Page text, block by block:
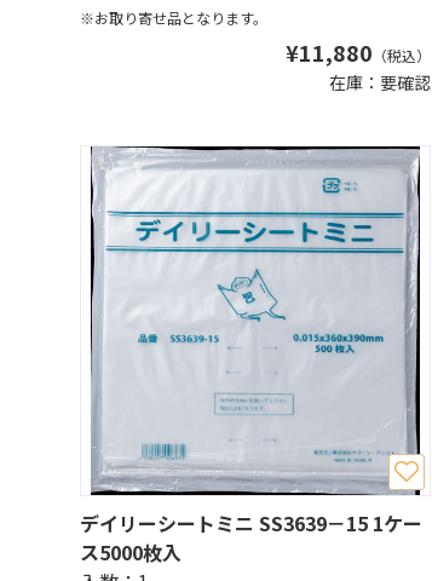
※お取り寄せ品となります。
¥11,880 （税込）
在庫：要確認
デイリーシートミニ SS3639－15 1ケー
ス5000枚入